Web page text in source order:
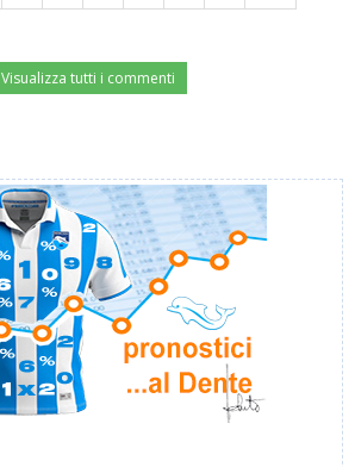
Visualizza tutti i commenti